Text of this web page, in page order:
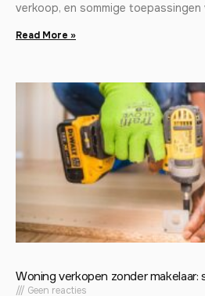
verkoop, en sommige
Read More »
Woning verkopen zonder makelaar:
Geen reacties